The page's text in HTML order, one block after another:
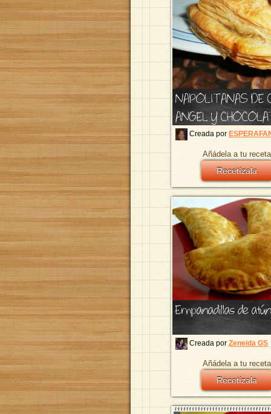
NAPOLITANAS DE
ANGEL Y
Creada por
Añádela a tu
Recetízala
Empanadillas de atún
Creada por Zeneida GS
Añádela a tu
Recetízala